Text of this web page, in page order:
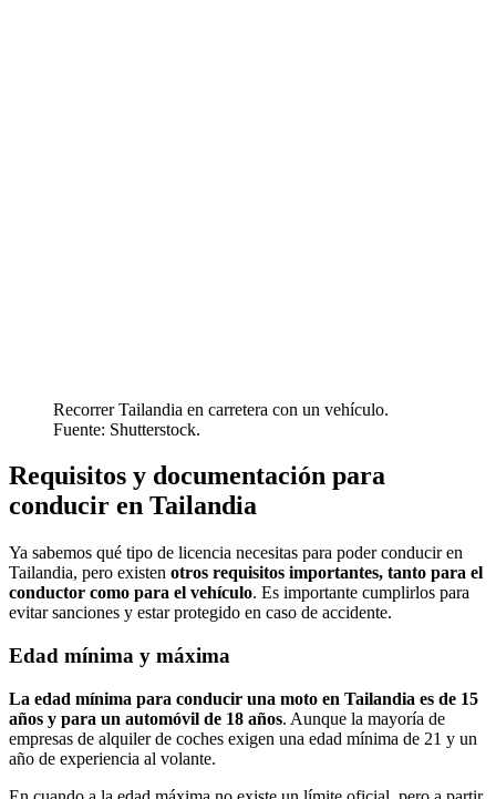
Recorrer Tailandia en carretera con un vehículo.
Fuente: Shutterstock.
Requisitos y documentación para
conducir en Tailandia
Ya sabemos qué tipo de licencia necesitas para poder conducir en
Tailandia, pero existen otros requisitos importantes, tanto para el
conductor como para el vehículo. Es importante cumplirlos para
evitar sanciones y estar protegido en caso de accidente.
Edad mínima y máxima
La edad mínima para conducir una moto en Tailandia es de 15
años y para un automóvil de 18 años. Aunque la mayoría de
empresas de alquiler de coches exigen una edad mínima de 21 y un
año de experiencia al volante.